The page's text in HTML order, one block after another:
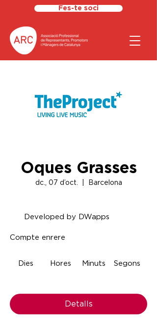
Fes-te soci
Oques Grasses
dc., 07 d’oct. Barcelona
Segons
Minuts
Hores
Dies
Compte enrere
Developed by DWapps
Detalls